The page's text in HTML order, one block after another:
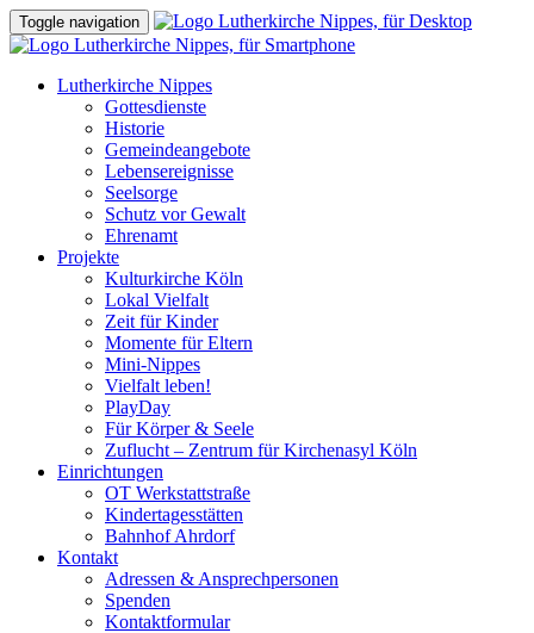
Toggle navigation
Lutherkirche Nippes
Gottesdienste
Historie
Gemeindeangebote
Lebensereignisse
Seelsorge
Schutz vor Gewalt
Ehrenamt
Projekte
Kulturkirche Köln
Lokal Vielfalt
Zeit für Kinder
Momente für Eltern
Mini-Nippes
Vielfalt leben!
PlayDay
Für Körper & Seele
Zuflucht – Zentrum für Kirchenasyl Köln
Einrichtungen
OT Werkstattstraße
Kindertagesstätten
Bahnhof Ahrdorf
Kontakt
Adressen & Ansprechpersonen
Spenden
Kontaktformular